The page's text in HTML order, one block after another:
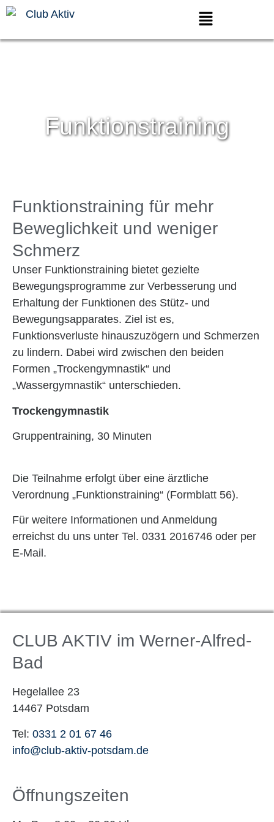
Funktionstraining
Funktionstraining für mehr
Beweglichkeit und weniger
Schmerz
Unser Funktionstraining bietet gezielte
Bewegungsprogramme zur Verbesserung und
Erhaltung der Funktionen des Stütz- und
Bewegungsapparates. Ziel ist es,
Funktionsverluste hinauszuzögern und Schmerzen
zu lindern. Dabei wird zwischen den beiden
Formen „Trockengymnastik“ und
„Wassergymnastik“ unterschieden.
Trockengymnastik
Gruppentraining, 30 Minuten
Die Teilnahme erfolgt über eine ärztliche
Verordnung „Funktionstraining“ (Formblatt 56).
Für weitere Informationen und Anmeldung
erreichst du uns unter Tel. 0331 2016746 oder per
E-Mail.
CLUB AKTIV im Werner-Alfred-
Bad
Hegelallee 23
14467 Potsdam
Tel: 0331 2 01 67 46
info@club-aktiv-potsdam.de
Öffnungszeiten